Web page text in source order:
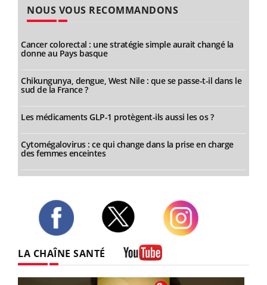
NOUS VOUS RECOMMANDONS
Cancer colorectal : une stratégie simple aurait changé la
donne au Pays basque
Chikungunya, dengue, West Nile : que se passe-t-il dans le
sud de la France ?
Les médicaments GLP-1 protègent-ils aussi les os ?
Cytomégalovirus : ce qui change dans la prise en charge
des femmes enceintes
LA CHAÎNE SANTÉ